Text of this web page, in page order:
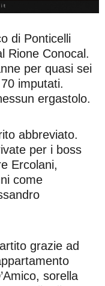
di Ponticelli
Rione Conocal.
per quasi sei
imputati.
ergastolo.
abbreviato.
per i boss
Ercolani,
come
grazie ad
sorella